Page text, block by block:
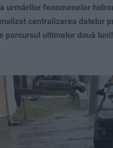
urmărilor fenomenelor
centralizarea datelor
parcursul ultimelor două luni!